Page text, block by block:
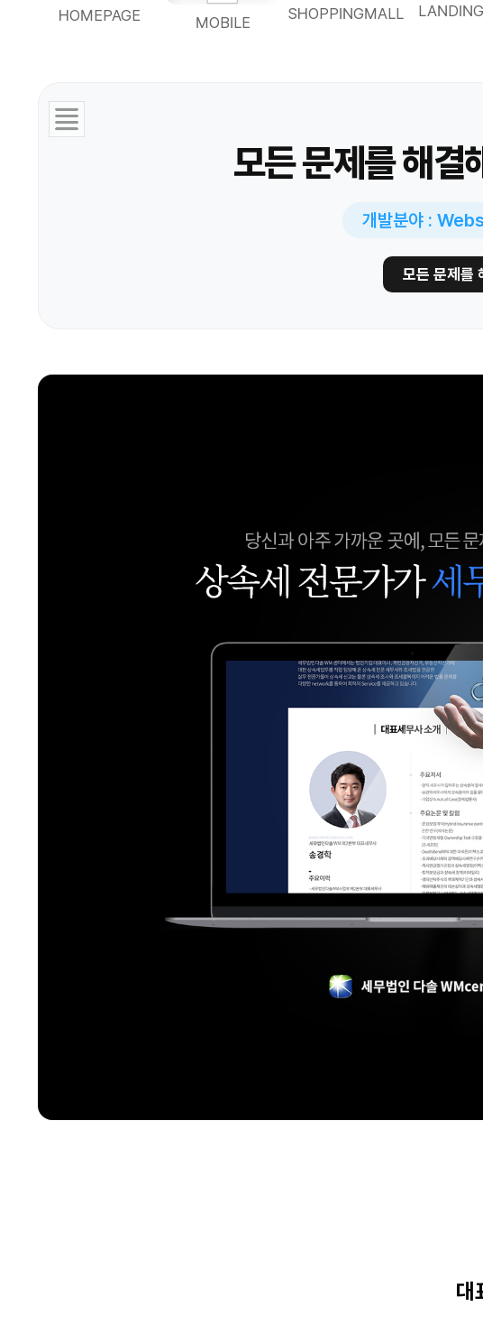
HOMEPAGE MOBILE SHOPPINGMALL
모든 문제를 해결
개발분야 :
모든 문제를
대